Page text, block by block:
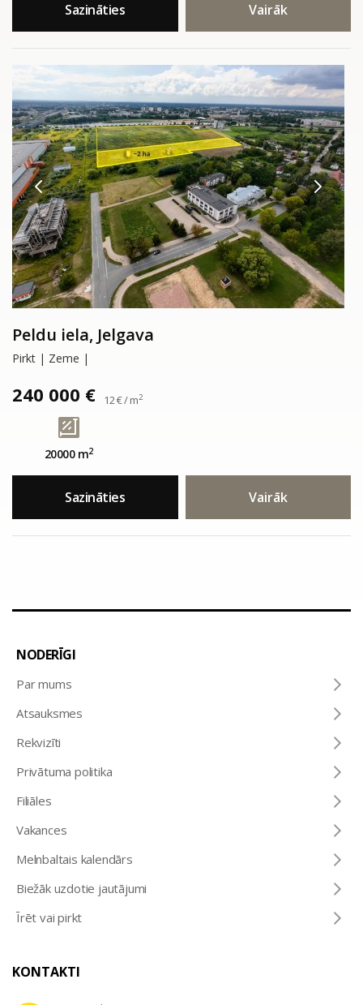
Sazināties Vairāk
Peldu iela, Jelgava
Pirkt | Zeme |
240 000 € 12 € / m2
20000 m2
Sazināties Vairāk
NODERĪGI
Par mums
Atsauksmes
Rekvizīti
Privātuma politika
Filiāles
Vakances
Melnbaltais kalendārs
Biežāk uzdotie jautājumi
Īrēt vai pirkt
KONTAKTI